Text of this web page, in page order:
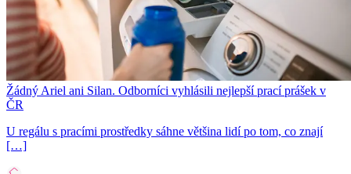
Žádný Ariel ani Silan. Odborníci vyhlásili nejlepší prací prášek v
ČR
U regálu s pracími prostředky sáhne většina lidí po tom, co znají
[…]